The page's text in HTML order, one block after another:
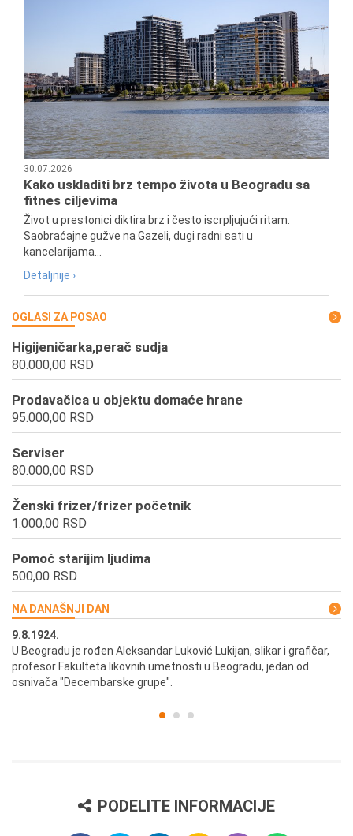
30.07.2026
Kako uskladiti brz tempo života u Beogradu sa
fitnes ciljevima
Život u prestonici diktira brz i često iscrpljujući ritam.
Saobraćajne gužve na Gazeli, dugi radni sati u
kancelarijama...
Detaljnije ›
OGLASI ZA POSAO
Higijeničarka,perač sudja
80.000,00 RSD
Prodavačica u objektu domaće hrane
95.000,00 RSD
Serviser
80.000,00 RSD
Ženski frizer/frizer početnik
1.000,00 RSD
Pomoć starijim ljudima
500,00 RSD
NA DANAŠNJI DAN
9.8.1924.
U Beogradu je rođen Aleksandar Luković Lukijan, slikar i grafičar,
profesor Fakulteta likovnih umetnosti u Beogradu, jedan od
osnivača "Decembarske grupe".
PODELITE INFORMACIJE